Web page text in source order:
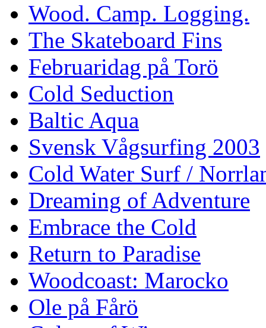
Wood. Camp. Logging.
The Skateboard Fins
Februaridag på Torö
Cold Seduction
Baltic Aqua
Svensk Vågsurfing 2003
Cold Water Surf /
Dreaming of Adventure
Embrace the Cold
Return to Paradise
Woodcoast: Marocko
Ole på Fårö